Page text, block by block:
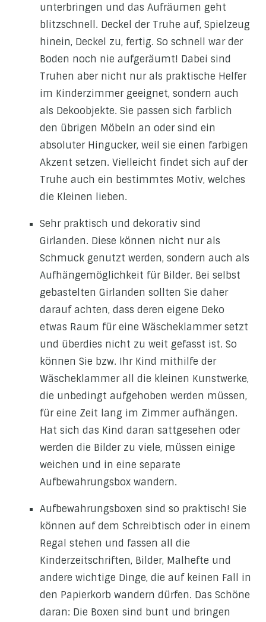
unterbringen und das Aufräumen geht
blitzschnell. Deckel der Truhe auf, Spielzeug
hinein, Deckel zu, fertig. So schnell war der
Boden noch nie aufgeräumt! Dabei sind
Truhen aber nicht nur als praktische Helfer
im Kinderzimmer geeignet, sondern auch
als Dekoobjekte. Sie passen sich farblich
den übrigen Möbeln an oder sind ein
absoluter Hingucker, weil sie einen farbigen
Akzent setzen. Vielleicht findet sich auf der
Truhe auch ein bestimmtes Motiv, welches
die Kleinen lieben.
Sehr praktisch und dekorativ sind
Girlanden. Diese können nicht nur als
Schmuck genutzt werden, sondern auch als
Aufhängemöglichkeit für Bilder. Bei selbst
gebastelten Girlanden sollten Sie daher
darauf achten, dass deren eigene Deko
etwas Raum für eine Wäscheklammer setzt
und überdies nicht zu weit gefasst ist. So
können Sie bzw. Ihr Kind mithilfe der
Wäscheklammer all die kleinen Kunstwerke,
die unbedingt aufgehoben werden müssen,
für eine Zeit lang im Zimmer aufhängen.
Hat sich das Kind daran sattgesehen oder
werden die Bilder zu viele, müssen einige
weichen und in eine separate
Aufbewahrungsbox wandern.
Aufbewahrungsboxen sind so praktisch! Sie
können auf dem Schreibtisch oder in einem
Regal stehen und fassen all die
Kinderzeitschriften, Bilder, Malhefte und
andere wichtige Dinge, die auf keinen Fall in
den Papierkorb wandern dürfen. Das Schöne
daran: Die Boxen sind bunt und bringen